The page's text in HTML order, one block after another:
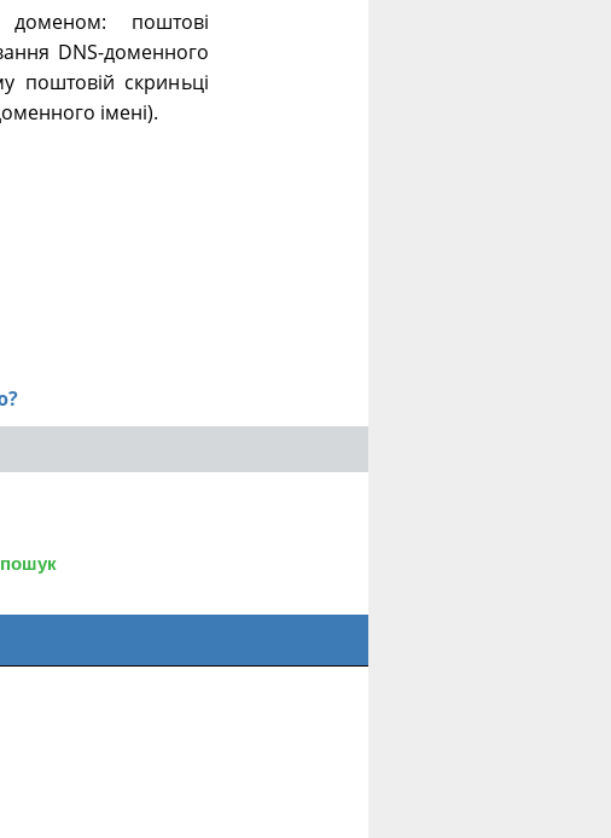
доменом: поштові
DNS-доменного
поштовій скриньці
імені).
пошук